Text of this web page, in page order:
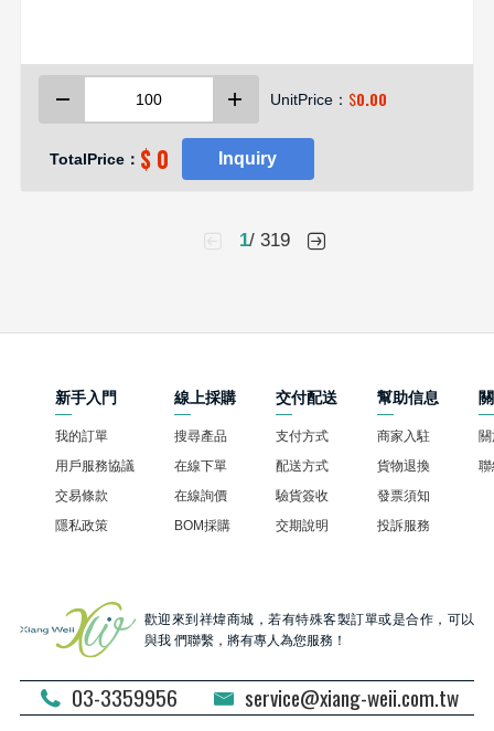
UnitPrice： $0.00
TotalPrice： $ 0 Inquiry
1/ 319
新手入門
我的訂單
用戶服務協議
交易條款
隱私政策
線上採購
搜尋產品
在線下單
在線詢價
BOM採購
交付配送
支付方式
配送方式
驗貨簽收
交期說明
幫助信息
商家入駐
貨物退換
發票須知
投訴服務
歡迎來到祥煒商城，若有特殊客製訂單或是合作，可以
與我 們聯繫，將有專人為您服務！
03-3359956 service@xiang-weii.com.tw